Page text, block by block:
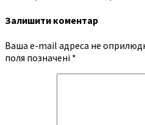
Залишити коментар
Ваша e-mail адреса не
поля позначені *